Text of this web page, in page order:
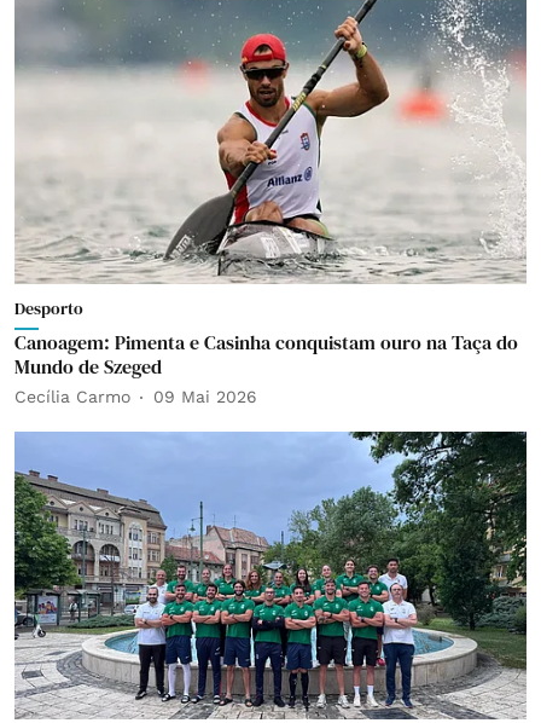
Desporto
Canoagem: Pimenta e Casinha conquistam ouro na Taça do
Mundo de Szeged
Cecília Carmo 09 Mai 2026